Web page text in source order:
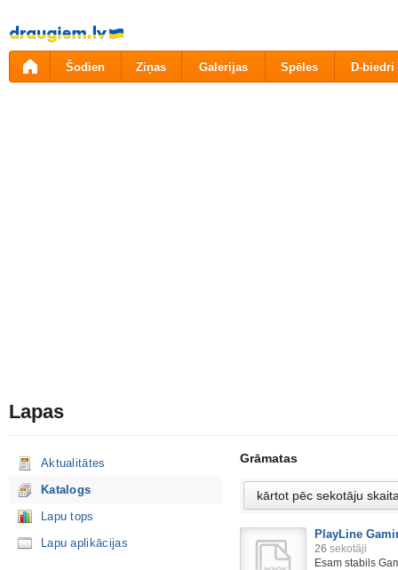
Pāriet
uz
saturu
Šodien Ziņas Galerijas Spēles D-biedri
Lapas
Aktualitātes
Katalogs
Lapu tops
Lapu aplikācijas
Grāmatas
PlayLine
26 sekotāji
Esam stabils